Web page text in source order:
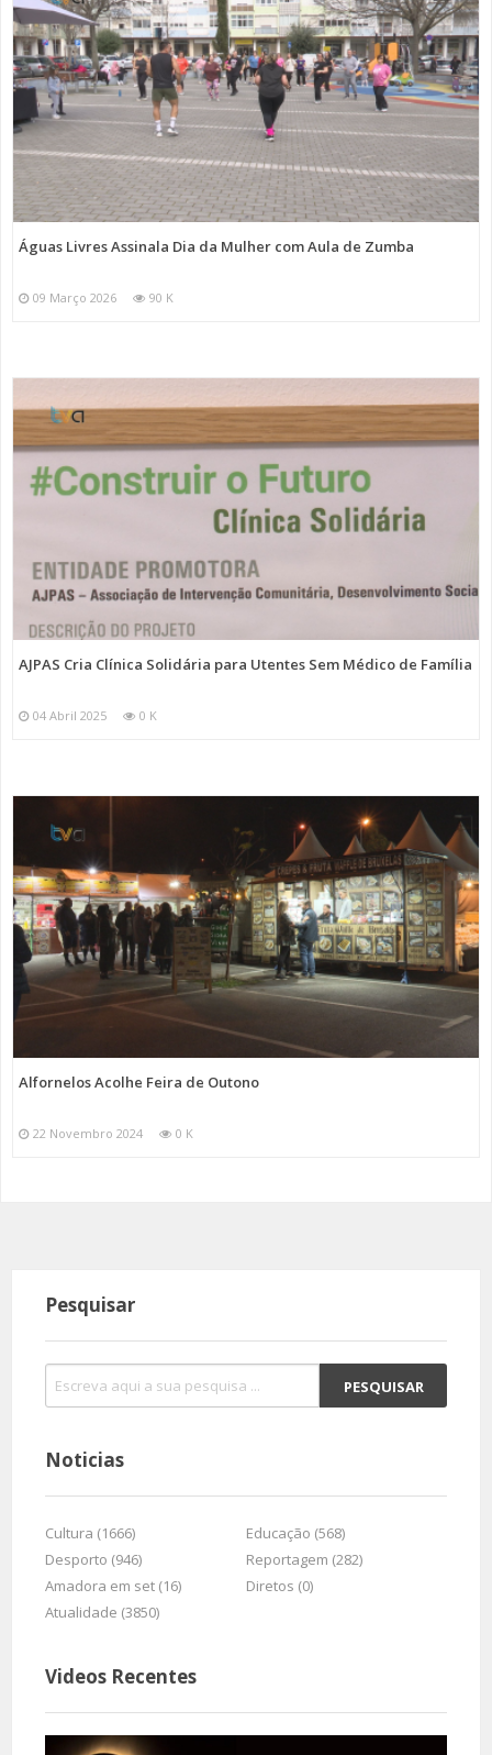
Águas Livres Assinala Dia da Mulher com Aula de Zumba
09 Março 2026 90 K
AJPAS Cria Clínica Solidária para Utentes Sem Médico de Família
04 Abril 2025 0 K
Alfornelos Acolhe Feira de Outono
22 Novembro 2024 0 K
Pesquisar
Noticias
Cultura (1666)
Educação (568)
Desporto (946)
Reportagem (282)
Amadora em set (16)
Diretos (0)
Atualidade (3850)
Videos Recentes